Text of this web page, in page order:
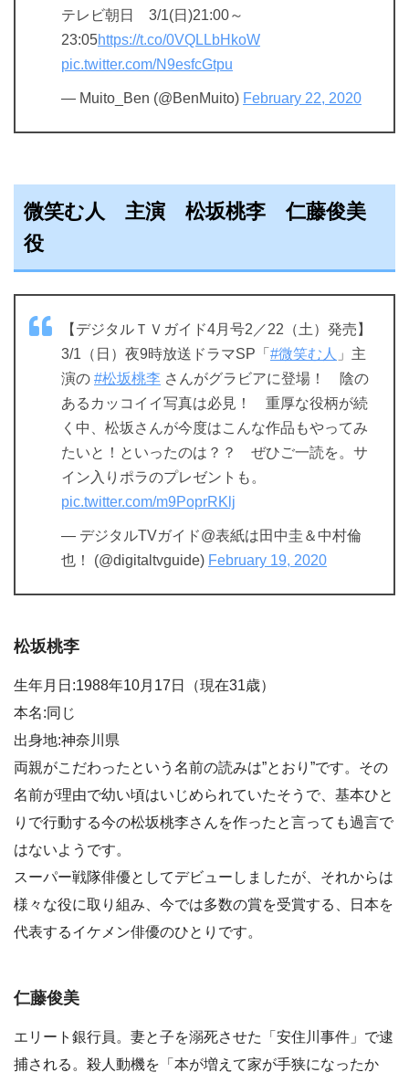
テレビ朝日 3/1(日)21:00～
23:05https://t.co/0VQLLbHkoW
pic.twitter.com/N9esfcGtpu
— Muito_Ben (@BenMuito) February 22, 2020
微笑む人 主演 松坂桃李 仁藤俊美
役
【デジタルＴＶガイド4月号2／22（土）発売】
3/1（日）夜9時放送ドラマSP「 #微笑む人 」主
演の #松坂桃李 さんがグラビアに登場！ 陰の
あるカッコイイ写真は必見！ 重厚な役柄が続
く中、松坂さんが今度はこんな作品もやってみ
たいと！といったのは？？ ぜひご一読を。サ
イン入りポラのプレゼントも。
pic.twitter.com/m9PoprRKlj
— デジタルTVガイド@表紙は田中圭＆中村倫
也！ (@digitaltvguide) February 19, 2020
松坂桃李
生年月日:1988年10月17日（現在31歳）
本名:同じ
出身地:神奈川県
両親がこだわったという名前の読みは”とおり”です。その
名前が理由で幼い頃はいじめられていたそうで、基本ひと
りで行動する今の松坂桃李さんを作ったと言っても過言で
はないようです。
スーパー戦隊俳優としてデビューしましたが、それからは
様々な役に取り組み、今では多数の賞を受賞する、日本を
代表するイケメン俳優のひとりです。
仁藤俊美
エリート銀行員。妻と子を溺死させた「安住川事件」で逮
捕される。殺人動機を「本が増えて家が手狭になったか